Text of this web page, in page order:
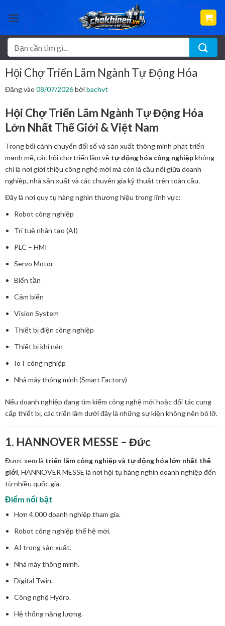
qua
dung
kiếm:
Hội Chợ Triển Lãm Ngành Tự Động Hóa
Đăng vào 08/07/2026bởibachvt
Hội Chợ Triển Lãm Ngành Tự Động Hóa
Lớn Nhất Thế Giới & Việt Nam
Trong bối cảnh chuyển đổi số và sản xuất thông minh phát triển
mạnh mẽ, các hội chợ triển lãm về tự động hóa công nghiệpkhông
chỉ là nơi giới thiệu công nghệ mới mà còn là cầu nối giữa doanh
nghiệp, nhà sản xuất và các chuyên gia kỹ thuật trên toàn cầu.
Đây là nơi quy tụ hàng nghìn thương hiệu trong lĩnh vực:
Robot công nghiệp
Trí tuệ nhân tạo (AI)
PLC – HMI
Servo Motor
Biến tần
Cảm biến
Vision System
Thiết bị điện công nghiệp
Thiết bị khí nén
IoT công nghiệp
Nhà máy thông minh (Smart Factory)
Nếu doanh nghiệp đang tìm kiếm công nghệ mới hoặc đối tác cung
cấp thiết bị, các triển lãm dưới đây là những sự kiện không nên bỏ lỡ.
1. HANNOVER MESSE – Đức
Được xem là triển lãm công nghiệp và tự động hóa lớn nhất thế
giới, HANNOVER MESSE là nơi hội tụ hàng nghìn doanh nghiệp đến
từ nhiều quốc gia.
Điểm nổi bật
Hơn 4.000 doanh nghiệp tham gia.
Robot công nghiệp thế hệ mới.
AI trong sản xuất.
Nhà máy thông minh.
Digital Twin.
Công nghệ Hydro.
Hệ thống năng lượng.